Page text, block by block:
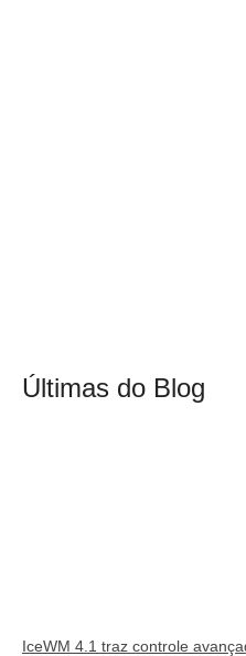
Últimas do Blog
IceWM 4.1 traz controle